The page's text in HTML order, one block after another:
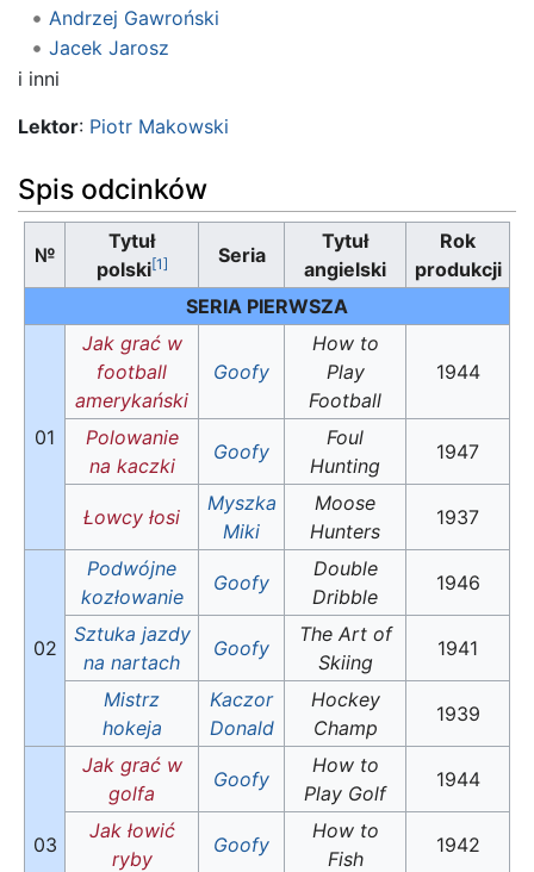
Andrzej Gawroński
Jacek Jarosz
i inni
Lektor: Piotr Makowski
Spis odcinków
№
Tytuł
polski[1] Seria
Tytuł
angielski
Rok
produkcji
SERIA PIERWSZA
01
Jak grać w
football
amerykański
Goofy
How to
Play
Football
1944
Polowanie
na kaczki
Goofy
Foul
Hunting
1947
Łowcy łosi
Myszka
Miki
Moose
Hunters
1937
02
Podwójne
kozłowanie
Goofy
Double
Dribble
1946
Sztuka jazdy
na nartach
Goofy
The Art of
Skiing
1941
Mistrz
hokeja
Kaczor
Donald
Hockey
Champ
1939
03
Jak grać w
golfa
Goofy
How to
Play Golf
1944
Jak łowić
ryby
Goofy
How to
Fish
1942